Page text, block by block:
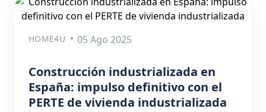
HOME4U 05 Ago 2025
Construcción industrializada en
España: impulso definitivo con el
PERTE de vivienda industrializada